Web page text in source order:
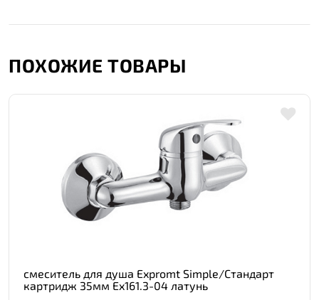
ПОХОЖИЕ ТОВАРЫ
смеситель для душа Expromt Simple/Стандарт
картридж 35мм Ex161.3-04 латунь